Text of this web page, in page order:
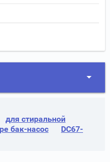
для стиральной
бак-насос
DC67-